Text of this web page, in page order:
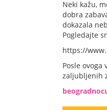
Neki kažu,
dobra
dokazala
Pogledajte
https://
Posle
zaljubljenih